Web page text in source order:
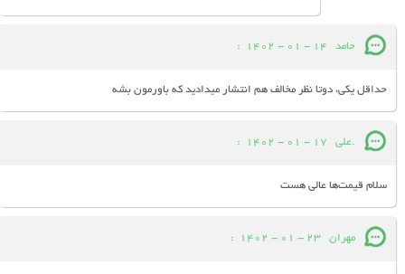
حامد 14 - 01 - 1402
:
حداقل یکی، دوتا نظر مخالف هم انتشار میدادید که باورمون بشه
.علی 17 - 01 - 1402
:
سلام قیمت‌ها عالی هست
مهران 23 - 01 - 1402
: